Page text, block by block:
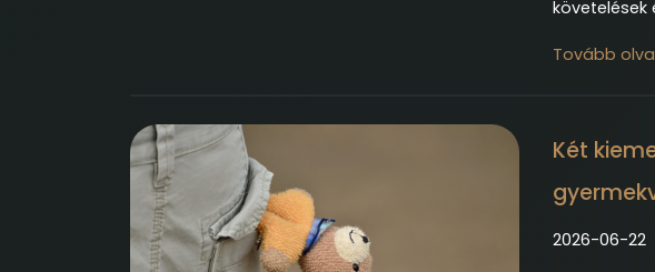
Tovább
Két
2026-06-22